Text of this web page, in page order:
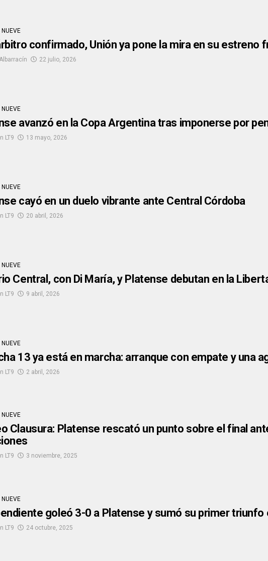
NUEVE
confirmado, Unión ya pone la mira en su estreno
22 julio, 2026
NUEVE
avanzó en la Copa Argentina tras imponerse por
LT9 13 mayo, 2026
NUEVE
cayó en un duelo vibrante ante Central Córdoba
LT9 20 abril, 2026
NUEVE
Central, con Di María, y Platense debutan en la
LT9 9 abril, 2026
NUEVE
13 ya está en marcha: arranque con empate y una
LT9 2 abril, 2026
NUEVE
Clausura: Platense rescató un punto sobre el final
LT9 3 noviembre, 2025
NUEVE
goleó 3-0 a Platense y sumó su primer triunfo
LT9 24 octubre, 2025